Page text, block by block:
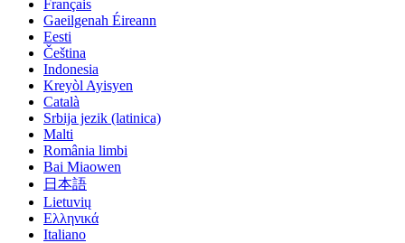
Français
Gaeilgenah Éireann
Eesti
Čeština
Indonesia
Kreyòl Ayisyen
Català
Srbija jezik (latinica)
Malti
România limbi
Bai Miaowen
日本語
Lietuvių
Ελληνικά
Italiano